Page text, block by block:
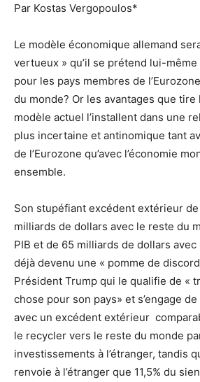
Par Kostas Vergopoulos*
Le modèle économique allemand
vertueux » qu’il se prétend lui-
pour les pays membres de
du monde? Or les avantages que tire
modèle actuel l’installent dans une
plus incertaine et antinomique tant
de l’Eurozone qu’avec l’économie
ensemble.
Son stupéfiant excédent extérieur
milliards de dollars avec le reste du
PIB et de 65 milliards de dollars
déjà devenu une « pomme de
Président Trump qui le qualifie de «
chose pour son pays» et s’engage de
avec un excédent extérieur
le recycler vers le reste du monde
investissements à l’étranger, tandis
renvoie à l’étranger que 11,5% du